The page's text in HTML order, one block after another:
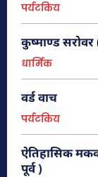
फाईल
पर्यटकिय
कुष्माण्ड सरोवर
धार्मिक
वर्ड वाच
पर्यटकिय
ऐतिहासिक
पूर्व )